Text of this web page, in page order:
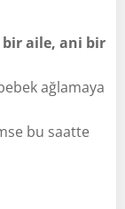
aile, ani bir
ağlamaya
bu saatte